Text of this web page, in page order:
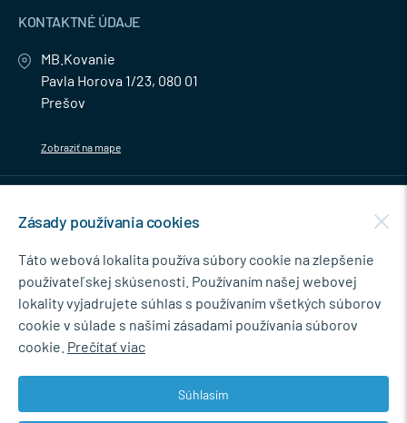
KONTAKTNÉ ÚDAJE
MB.Kovanie
Pavla Horova 1/23, 080 01
Prešov
Zobraziť na mape
NEWSLETTER
Súhlasím so spracovaním osobných údajov pre marketingové účely.
Zásady ochrany osobných údajov
Zásady používania cookies
Táto webová lokalita používa súbory cookie na zlepšenie
používateľskej skúsenosti. Používaním našej webovej
lokality vyjadrujete súhlas s používaním všetkých súborov
cookie v súlade s našimi zásadami používania súborov
cookie. Prečítať viac
Súhlasím